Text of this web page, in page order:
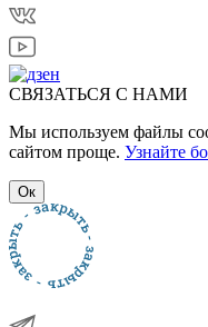
СВЯЗАТЬСЯ С НАМИ
Мы используем файлы
сайтом проще. Узнайте
Ок